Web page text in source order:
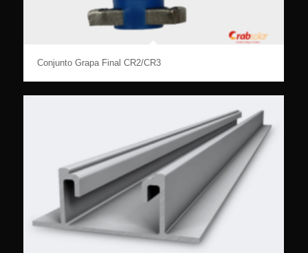
Conjunto Grapa Final CR2/CR3